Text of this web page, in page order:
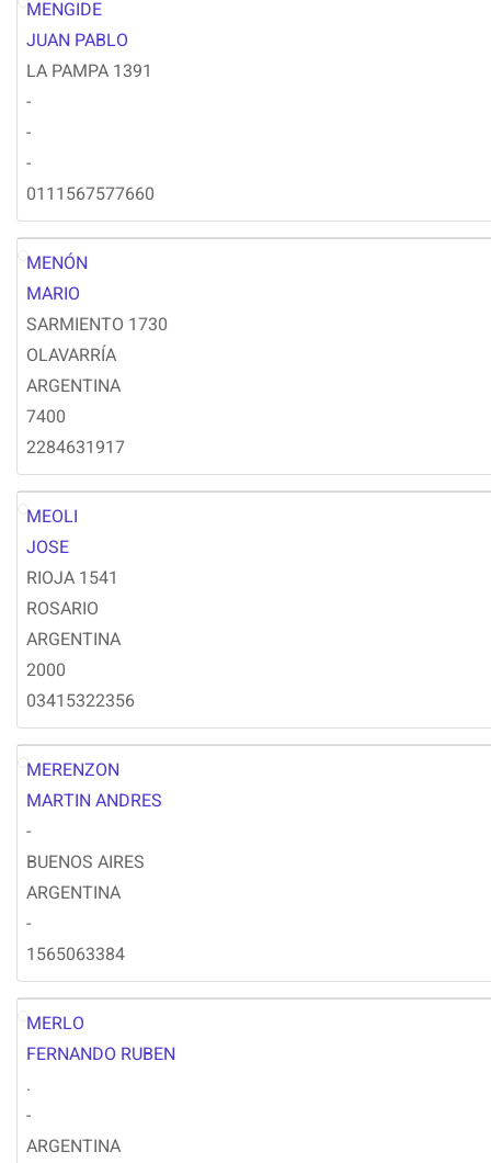
JM
MENGIDE
JUAN PABLO
LA PAMPA 1391
-
-
-
0111567577660
MM
MENÓN
MARIO
SARMIENTO 1730
OLAVARRÍA
ARGENTINA
7400
2284631917
JM
MEOLI
JOSE
RIOJA 1541
ROSARIO
ARGENTINA
2000
03415322356
MM
MERENZON
MARTIN ANDRES
-
BUENOS AIRES
ARGENTINA
-
1565063384
FM
MERLO
FERNANDO RUBEN
.
-
ARGENTINA